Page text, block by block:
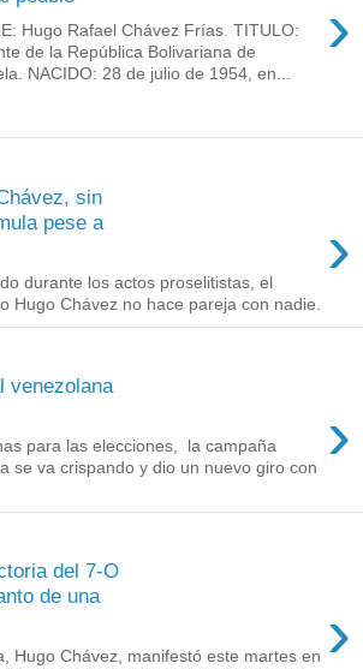
›
Hugo Rafael Chávez Frías. TITULO:
de la República Bolivariana de
NACIDO: 28 de julio de 1954, en...
sin
pese a
›
durante los actos proselitistas, el
Hugo Chávez no hace pareja con nadie.
venezolana
›
para las elecciones, la campaña
se va crispando y dio un nuevo giro con
del 7-O
de una
›
Hugo Chávez, manifestó este martes en